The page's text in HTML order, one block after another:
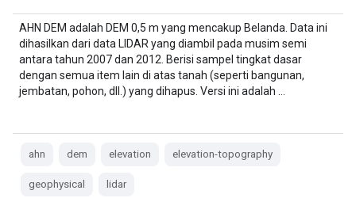
AHN DEM adalah DEM 0,5 m yang mencakup Belanda. Data ini
dihasilkan dari data LIDAR yang diambil pada musim semi
antara tahun 2007 dan 2012. Berisi sampel tingkat dasar
dengan semua item lain di atas tanah (seperti bangunan,
jembatan, pohon, dll.) yang dihapus. Versi ini adalah …
ahn dem elevation elevation-topography
geophysical lidar